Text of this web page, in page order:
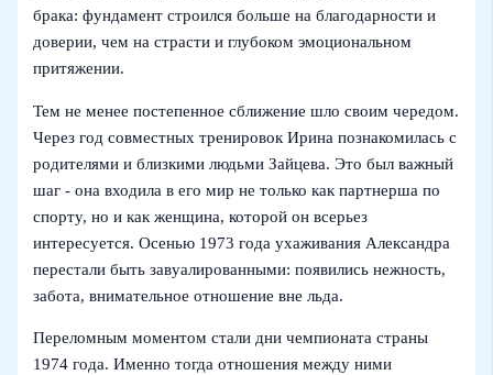
брака: фундамент строился больше на благодарности и
доверии, чем на страсти и глубоком эмоциональном
притяжении.
Тем не менее постепенное сближение шло своим чередом.
Через год совместных тренировок Ирина познакомилась с
родителями и близкими людьми Зайцева. Это был важный
шаг - она входила в его мир не только как партнерша по
спорту, но и как женщина, которой он всерьез
интересуется. Осенью 1973 года ухаживания Александра
перестали быть завуалированными: появились нежность,
забота, внимательное отношение вне льда.
Переломным моментом стали дни чемпионата страны
1974 года. Именно тогда отношения между ними